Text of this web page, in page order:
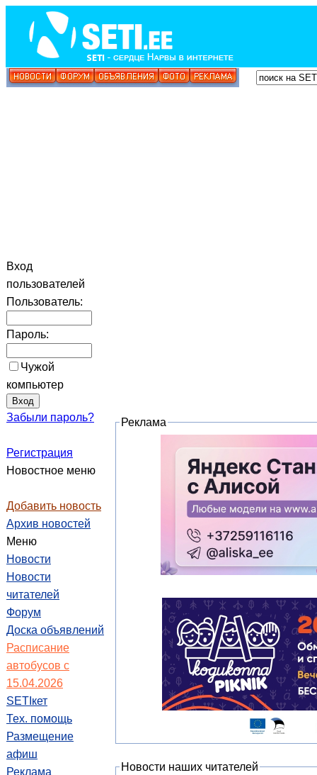
Вход
пользователей
Пользователь:
Пароль:
Чужой
компьютер
Забыли пароль?
Регистрация
Новостное меню
Добавить новость
Архив новостей
Меню
Новости
Новости
читателей
Форум
Доска объявлений
Расписание
автобусов с
15.04.2026
SETIкет
Тех. помощь
Размещение
афиш
Реклама
Реклама
Новости наших читателей